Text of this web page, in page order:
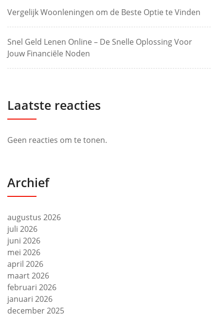
Vergelijk Woonleningen om de Beste Optie te Vinden
Snel Geld Lenen Online – De Snelle Oplossing Voor
Jouw Financiële Noden
Laatste reacties
Geen reacties om te tonen.
Archief
augustus 2026
juli 2026
juni 2026
mei 2026
april 2026
maart 2026
februari 2026
januari 2026
december 2025